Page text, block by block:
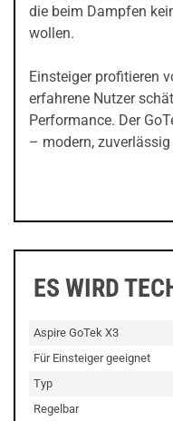
die beim Dampfen
wollen.
Einsteiger profitieren
erfahrene Nutzer
Performance. Der
– modern,
ES WIRD
Aspire GoTek X3
Für Einsteiger geeignet
Typ
Regelbar